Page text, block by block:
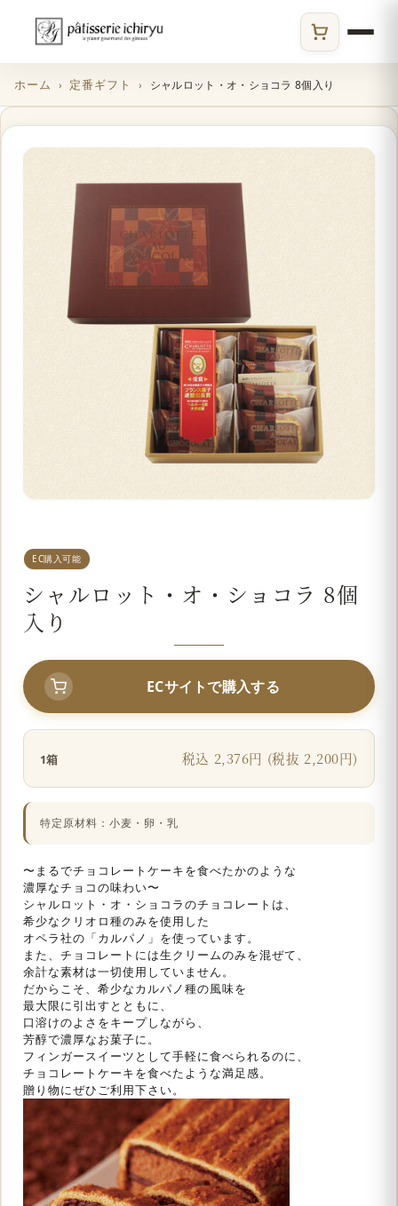
ECサイト
ホーム 定番ギフト シャルロット・オ・ショコラ 8個入り
EC購入可能
シャルロット・オ・ショコラ 8個
入り
ECサイトで購入する
1箱 税込 2,376円 (税抜 2,200円)
特定原材料：小麦・卵・乳
〜まるでチョコレートケーキを食べたかのような
濃厚なチョコの味わい〜
シャルロット・オ・ショコラのチョコレートは、
希少なクリオロ種のみを使用した
オペラ社の「カルパノ」を使っています。
また、チョコレートには生クリームのみを混ぜて、
余計な素材は一切使用していません。
だからこそ、希少なカルパノ種の風味を
最大限に引出すとともに、
口溶けのよさをキープしながら、
芳醇で濃厚なお菓子に。
フィンガースイーツとして手軽に食べられるのに、
チョコレートケーキを食べたような満足感。
贈り物にぜひご利用下さい。